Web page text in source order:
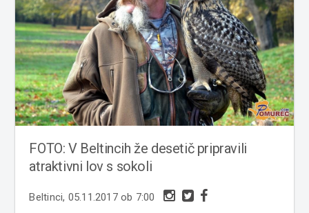
FOTO: V Beltincih že desetič pripravili
atraktivni lov s sokoli
Beltinci, 05.11.2017 ob 7:00